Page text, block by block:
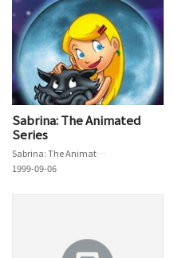
Sabrina: The Animated
Series
Sabrina: The Animated Series
1999-09-06